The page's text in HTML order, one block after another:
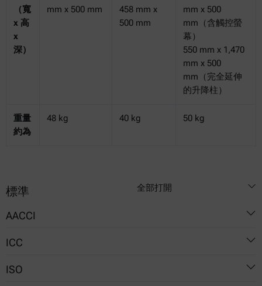
（寬
x 高
x
深）
mm x 500 mm
458 mm x
500 mm
mm x 500
mm（含觸控螢
幕）
550 mm x 1,470
mm x 500
mm（完全延伸
的升降柱）
重量
約為
48 kg 40 kg 50 kg
標準 全部打開
AACCI
54-10.01
ICC
Nr. 114/1
ISO